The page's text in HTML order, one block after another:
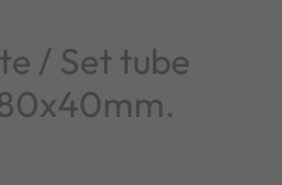
/ Set tube